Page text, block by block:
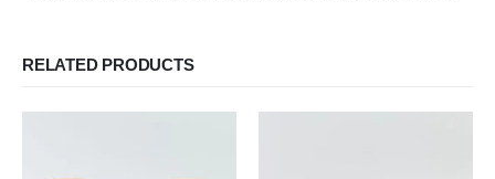
RELATED PRODUCTS